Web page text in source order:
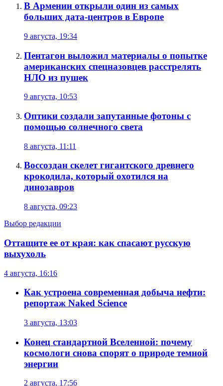
В Армении открыли один из самых
больших дата-центров в Европе
9 августа, 19:34
Пентагон выложил материалы о попытке
американских спецназовцев расстрелять
НЛО из пушек
9 августа, 10:53
Оптики создали запутанные фотоны с
помощью солнечного света
8 августа, 11:11
Воссоздан скелет гигантского древнего
крокодила, который охотился на
динозавров
8 августа, 09:23
Выбор редакции
Оттащите ее от края: как спасают русскую
выхухоль
4 августа, 16:16
Как устроена современная добыча нефти:
репортаж Naked Science
3 августа, 13:03
Конец стандартной Вселенной: почему
космологи снова спорят о природе темной
энергии
2 августа, 17:56